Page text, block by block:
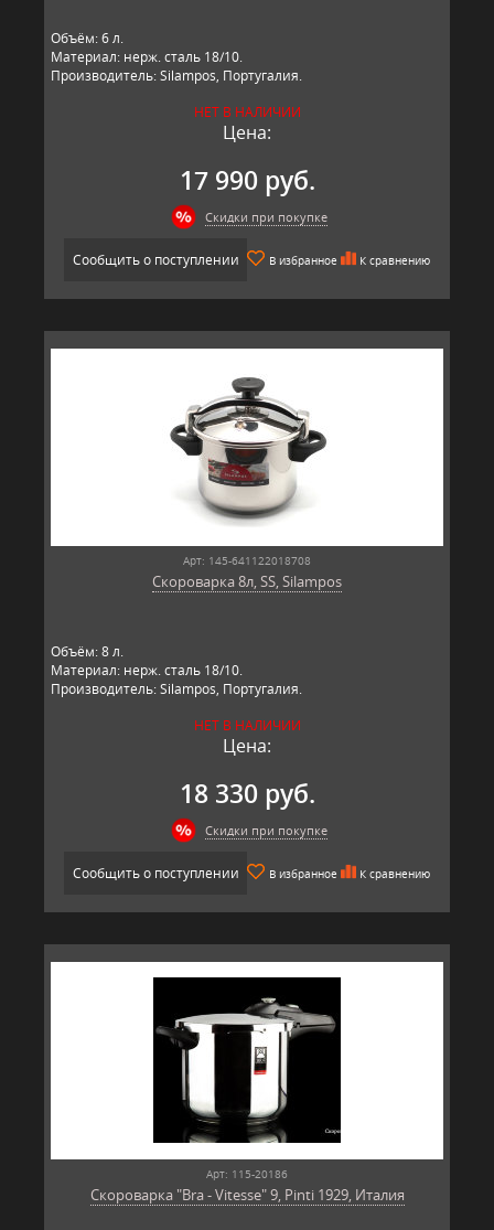
Объём: 6 л.
Материал: нерж. сталь 18/10.
Производитель: Silampos, Португалия.
НЕТ В НАЛИЧИИ
Цена:
17 990 руб.
Скидки при покупке
Сообщить о поступлении В избранное К сравнению
Арт: 145-641122018708
Скороварка 8л, SS, Silampos
Объём: 8 л.
Материал: нерж. сталь 18/10.
Производитель: Silampos, Португалия.
НЕТ В НАЛИЧИИ
Цена:
18 330 руб.
Скидки при покупке
Сообщить о поступлении В избранное К сравнению
Арт: 115-20186
Скороварка "Bra - Vitesse" 9, Pinti 1929, Италия